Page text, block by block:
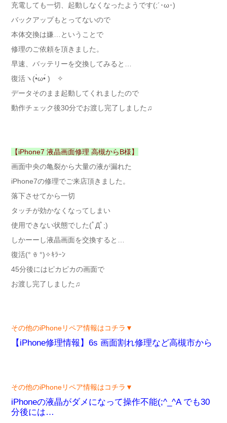
充電しても一切、起動しなくなったようです(;´･ω･)
バックアップもとってないので
本体交換は嫌…ということで
修理のご依頼を頂きました。
早速、バッテリーを交換してみると…
復活ヽ(•̀ω•́ )ゝ✧
データそのまま起動してくれましたので
動作チェック後30分でお渡し完了しました♫
【iPhone7 液晶画面修理 高槻からB様】
画面中央の亀裂から大量の液が漏れた
iPhone7の修理でご来店頂きました。
落下させてから一切
タッチが効かなくなってしまい
使用できない状態でした(ﾟДﾟ;)
しかーーし液晶画面を交換すると…
復活(° ꈊ °)✧ｷﾗｰﾝ
45分後にはピカピカの画面で
お渡し完了しました♫
その他のiPhoneリペア情報はコチラ▼
【iPhone修理情報】6s 画面割れ修理など高槻市から
その他のiPhoneリペア情報はコチラ▼
iPhoneの液晶がダメになって操作不能(;^_^A でも30
分後には…